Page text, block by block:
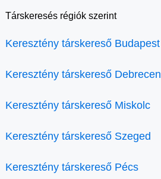
Társkeresés régiók szerint
Keresztény társkereső Budapest
Keresztény társkereső Debrecen
Keresztény társkereső Miskolc
Keresztény társkereső Szeged
Keresztény társkereső Pécs